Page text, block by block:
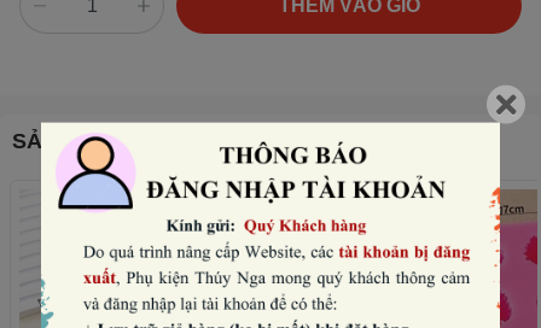
THÊM VÀO GIỎ
SẢN PHẨM THƯỜNG MUA CÙNG